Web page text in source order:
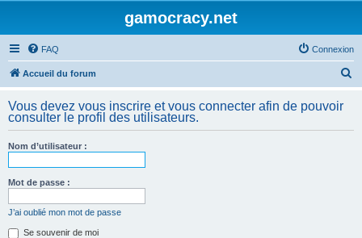
gamocracy.net
FAQ Connexion
Accueil du forum
h
Vous devez vous inscrire et vous connecter afin de pouvoir
consulter le profil des utilisateurs.
Nom d’utilisateur :
Mot de passe :
J’ai oublié mon mot de passe
Se souvenir de moi